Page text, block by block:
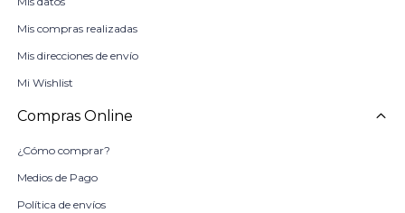
Mis compras realizadas
Mis direcciones de envío
Mi Wishlist
Compras Online
¿Cómo comprar?
Medios de Pago
Política de envíos